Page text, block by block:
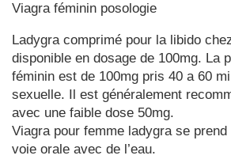
Viagra féminin posologie
Ladygra comprimé pour la libido
disponible en dosage de 100mg. La
féminin est de 100mg pris 40 a 60
sexuelle. Il est généralement
avec une faible dose 50mg.
Viagra pour femme ladygra se
voie orale avec de l’eau.